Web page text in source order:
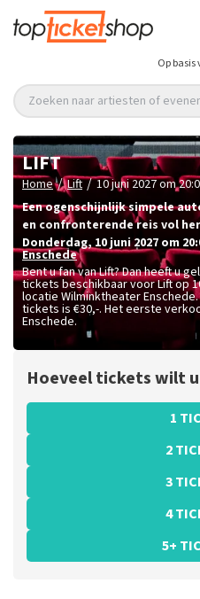
Op basis
Zoeken naar artiesten of
LIFT
Home / Lift / 10 juni 2027 om
Een ogenschijnlijk simpele
en confronterende reis vol
donderdag,10 juni 2027 om
Enschede
Bent u fan van Lift? Dan heeft u
tickets beschikbaar voor Lift op
locatie Wilminktheater
tickets is €30,-. Het eerste
Enschede.
Hoeveel tickets wilt
1
2
3
4
5+